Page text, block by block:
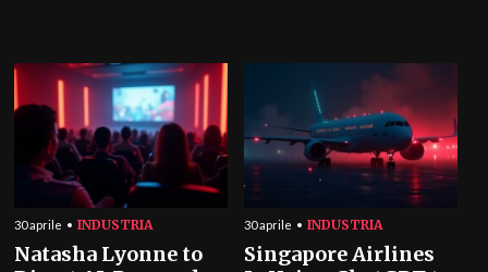
30 aprile INDUSTRIA
Natasha Lyonne to
30 aprile INDUSTRIA
Singapore Airlines